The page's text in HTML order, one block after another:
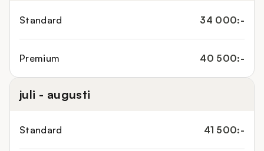
Standard 34 000:-
Premium 40 500:-
juli - augusti
Standard 41 500:-